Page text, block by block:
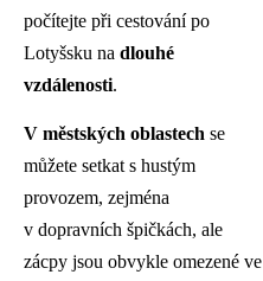
počítejte při cestování po
Lotyšsku na dlouhé
vzdálenosti.
V městských oblastech se
můžete setkat s hustým
provozem, zejména
v dopravních špičkách, ale
zácpy jsou obvykle omezené ve